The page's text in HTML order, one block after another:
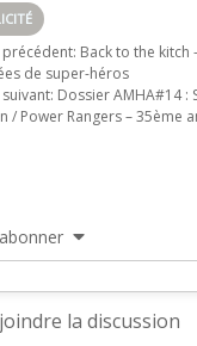
Back to the kitch
de super-héros
Dossier AMHA#14 :
/ Power Rangers – 35ème